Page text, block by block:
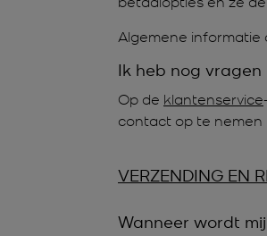
Algemene informatie
Ik heb nog
Op de klantenservice
contact op te nemen
VERZENDING EN
Wanneer wordt